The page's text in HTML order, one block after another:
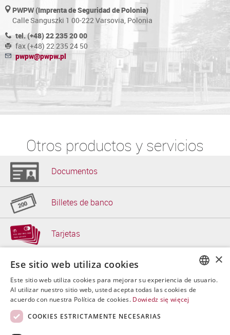
PWPW (Imprenta de Seguridad de Polonia)
Calle Sanguszki 1 00-222 Varsovia, Polonia
tel. (+48) 22 235 20 00
fax (+48) 22 235 24 50
pwpw@pwpw.pl
Otros productos y servicios
Documentos
Billetes de banco
Tarjetas
Papel de seguridad
Soluciones de TI
POLISH
×
Ese sitio web utiliza cookies
Este sitio web utiliza cookies para mejorar su experiencia de usuario.
Al utilizar nuestro sitio web, usted acepta todas las cookies de
acuerdo con nuestra Política de cookies. Dowiedz się więcej
COOKIES ESTRICTAMENTE NECESARIAS